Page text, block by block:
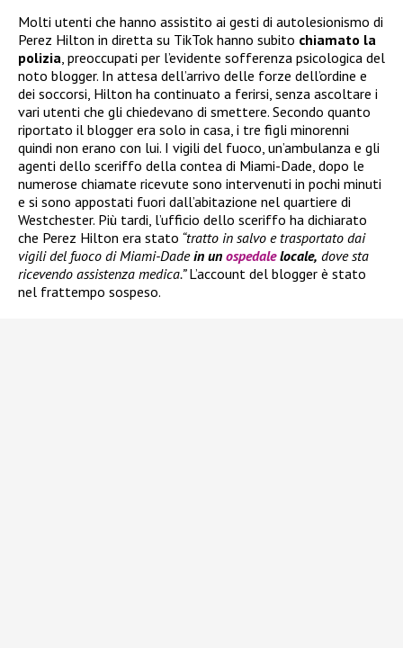
Molti utenti che hanno assistito ai gesti di autolesionismo di
Perez Hilton in diretta su TikTok hanno subito chiamato la
polizia, preoccupati per l’evidente sofferenza psicologica del
noto blogger. In attesa dell’arrivo delle forze dell’ordine e
dei soccorsi, Hilton ha continuato a ferirsi, senza ascoltare i
vari utenti che gli chiedevano di smettere. Secondo quanto
riportato il blogger era solo in casa, i tre figli minorenni
quindi non erano con lui. I vigili del fuoco, un’ambulanza e gli
agenti dello sceriffo della contea di Miami-Dade, dopo le
numerose chiamate ricevute sono intervenuti in pochi minuti
e si sono appostati fuori dall’abitazione nel quartiere di
Westchester. Più tardi, l’ufficio dello sceriffo ha dichiarato
che Perez Hilton era stato “tratto in salvo e trasportato dai
vigili del fuoco di Miami-Dadein un ospedalelocale, dove sta
ricevendo assistenza medica.”L’account del blogger è stato
nel frattempo sospeso.